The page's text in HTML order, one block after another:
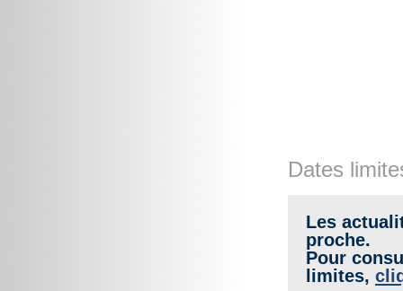
Dates
Les
proche.
Pour
limites,